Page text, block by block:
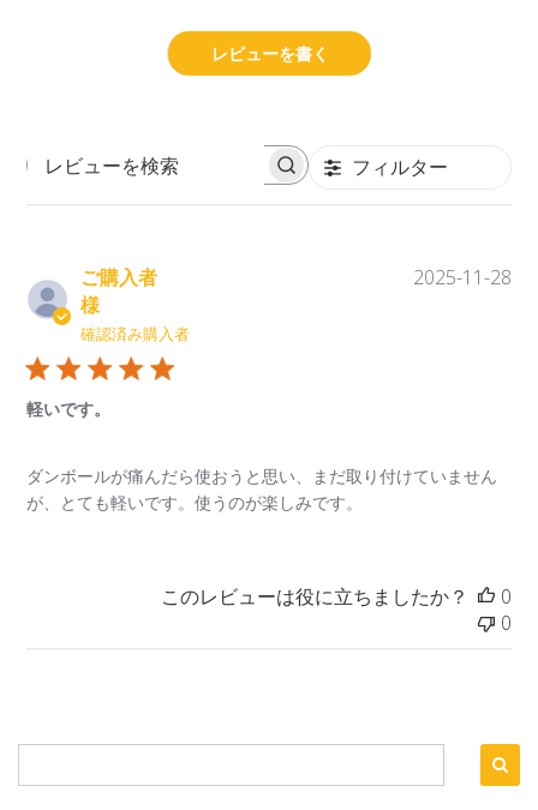
レビューを書く
レ
索
フィルター
確認済み購入者
軽いです。
ダンボールが痛んだら使おうと思い、まだ取り付けていません
が、とても軽いです。使うのが楽しみです。
公
2025-11-28
このレビューは役に立ちましたか？
0
0